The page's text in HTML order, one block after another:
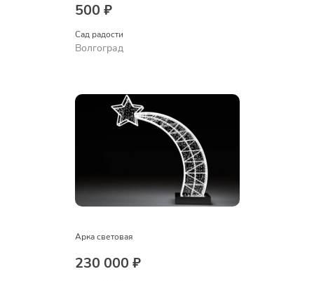
500 ₽
Сад радости
Волгоград
Арка световая
230 000 ₽